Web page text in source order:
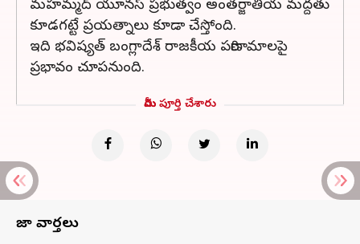
మహమ్మద్‌ యూనస్‌ ప్రభుత్వం అంతర్జాతీయ మద్దతు
కూడగట్టే ప్రయత్నాలు కూడా చేస్తోంది.
ఇది భవిష్యత్ బంగ్లాదేశ్ రాజకీయ పరిణామాలపై
ప్రభావం చూపనుంది.
మీరు పూర్తి చేశారు
తాజా వార్తలు